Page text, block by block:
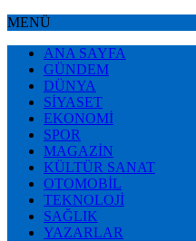
MENÜ
ANA SAYFA
GÜNDEM
DÜNYA
SİYASET
EKONOMİ
SPOR
MAGAZİN
KÜLTÜR SANAT
OTOMOBİL
TEKNOLOJİ
SAĞLIK
YAZARLAR